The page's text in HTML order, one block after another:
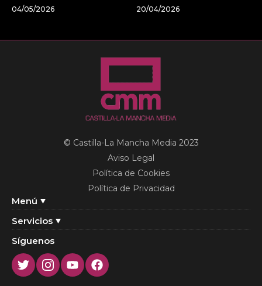
04/05/2026 20/04/2026
Menú
Servicios
© Castilla-La Mancha Media 2023
Aviso Legal
Política de Cookies
Política de Privacidad
Síguenos
TwitterInstagram
YoutubeFacebook